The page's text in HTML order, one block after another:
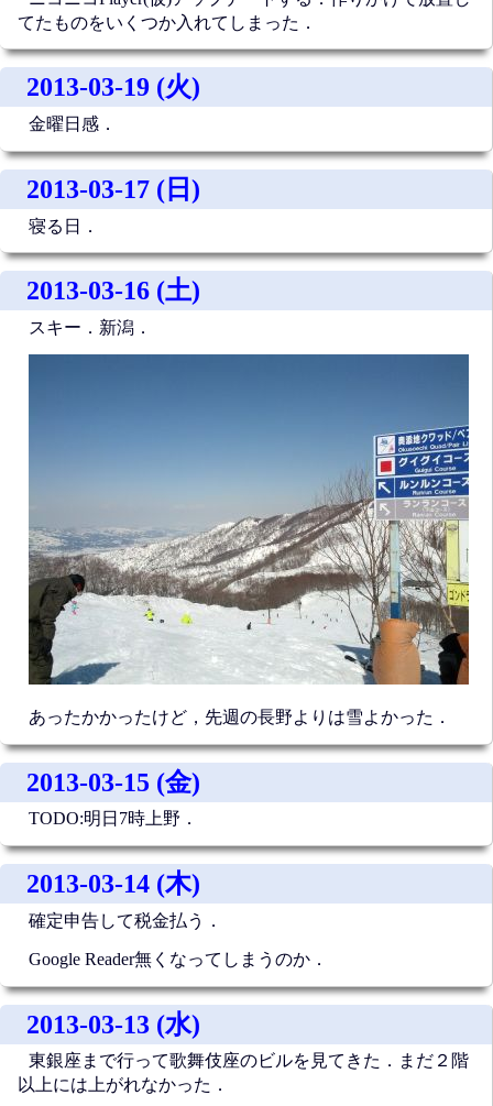
てたものをいくつか入れてしまった．
2013-03-19 (火)
金曜日感．
2013-03-17 (日)
寝る日．
2013-03-16 (土)
スキー．新潟．
あったかかったけど，先週の長野よりは雪よかった．
2013-03-15 (金)
TODO:明日7時上野．
2013-03-14 (木)
確定申告して税金払う．
Google Reader無くなってしまうのか．
2013-03-13 (水)
東銀座まで行って歌舞伎座のビルを見てきた．まだ２階
以上には上がれなかった．